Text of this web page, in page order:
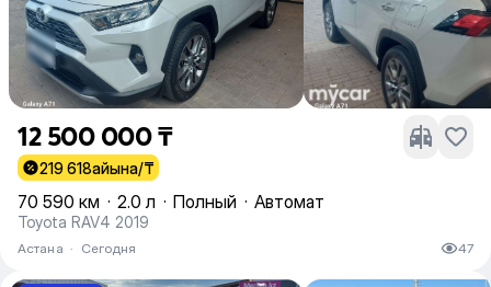
12 500 000 ₸
219 618айына/₸
70 590 км · 2.0 л · Полный · Автомат
Toyota RAV4 2019
Астана · Сегодня 47